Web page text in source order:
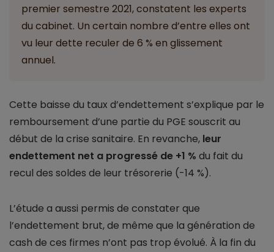
premier semestre 2021, constatent les experts
du cabinet. Un certain nombre d’entre elles ont
vu leur dette reculer de 6 % en glissement
annuel.
Cette baisse du taux d’endettement s’explique par le
remboursement d’une partie du PGE souscrit au
début de la crise sanitaire. En revanche, leur
endettement net a progressé de +1 % du fait du
recul des soldes de leur trésorerie (-14 %).
L’étude a aussi permis de constater que
l’endettement brut, de même que la génération de
cash de ces firmes n’ont pas trop évolué. À la fin du